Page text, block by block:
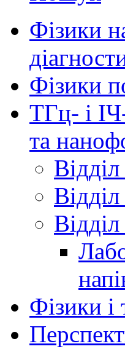
Фізики
Фізики
ТГц- і
та
Фізики і